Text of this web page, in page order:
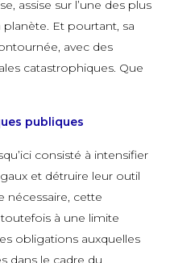
assise sur l’une des plus
planète. Et pourtant, sa
avec des
catastrophiques. Que
publiques
consisté à intensifier
et détruire leur outil
nécessaire, cette
à une limite
obligations auxquelles
dans le cadre du